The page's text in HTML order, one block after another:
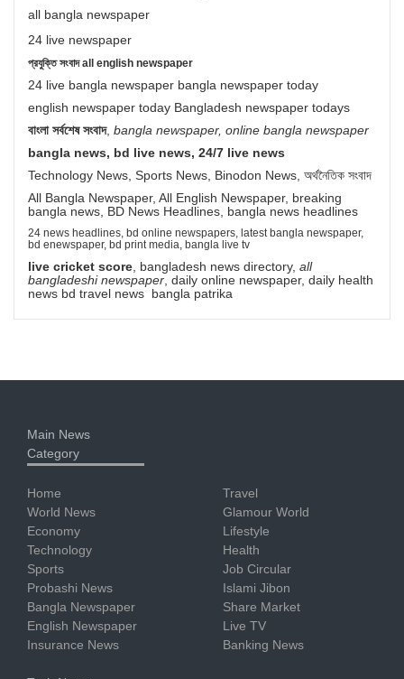
all bangla newspaper
24 live newspaper
প্রযুক্তি সংবাদ all english newspaper
24 live bangla newspaper bangla newspaper today
english newspaper today Bangladesh newspaper todays
বাংলা সর্বশেষ সংবাদ, bangla newspaper, online bangla newspaper
bangla news, bd live news, 24/7 live news
Technology News, Sports News, Binodon News, অর্থনৈতিক সংবাদ
All Bangla Newspaper, All English Newspaper, breaking
bangla news, BD News Headlines, bangla news headlines
24 news headlines, bd online newspapers, latest bangla newspaper,
bd enewspaper, bd print media, bangla live tv
live cricket score , bangladesh news directory, all
bangladeshi newspaper , daily online newspaper, daily health
news bd travel news bangla patrika
Main News
Category
Home
World News
Economy
Technology
Sports
Probashi News
Bangla Newspaper
English Newspaper
Insurance News
Travel
Glamour World
Lifestyle
Health
Job Circular
Islami Jibon
Share Market
Live TV
Banking News